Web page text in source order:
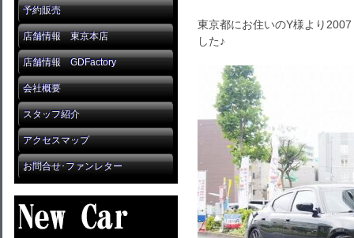
予約販売
店舗情報 東京本店
店舗情報 GDFactory
会社概要
スタッフ紹介
アクセスマップ
お問合せ･ファンレター
東京都にお住いのY様より
した♪